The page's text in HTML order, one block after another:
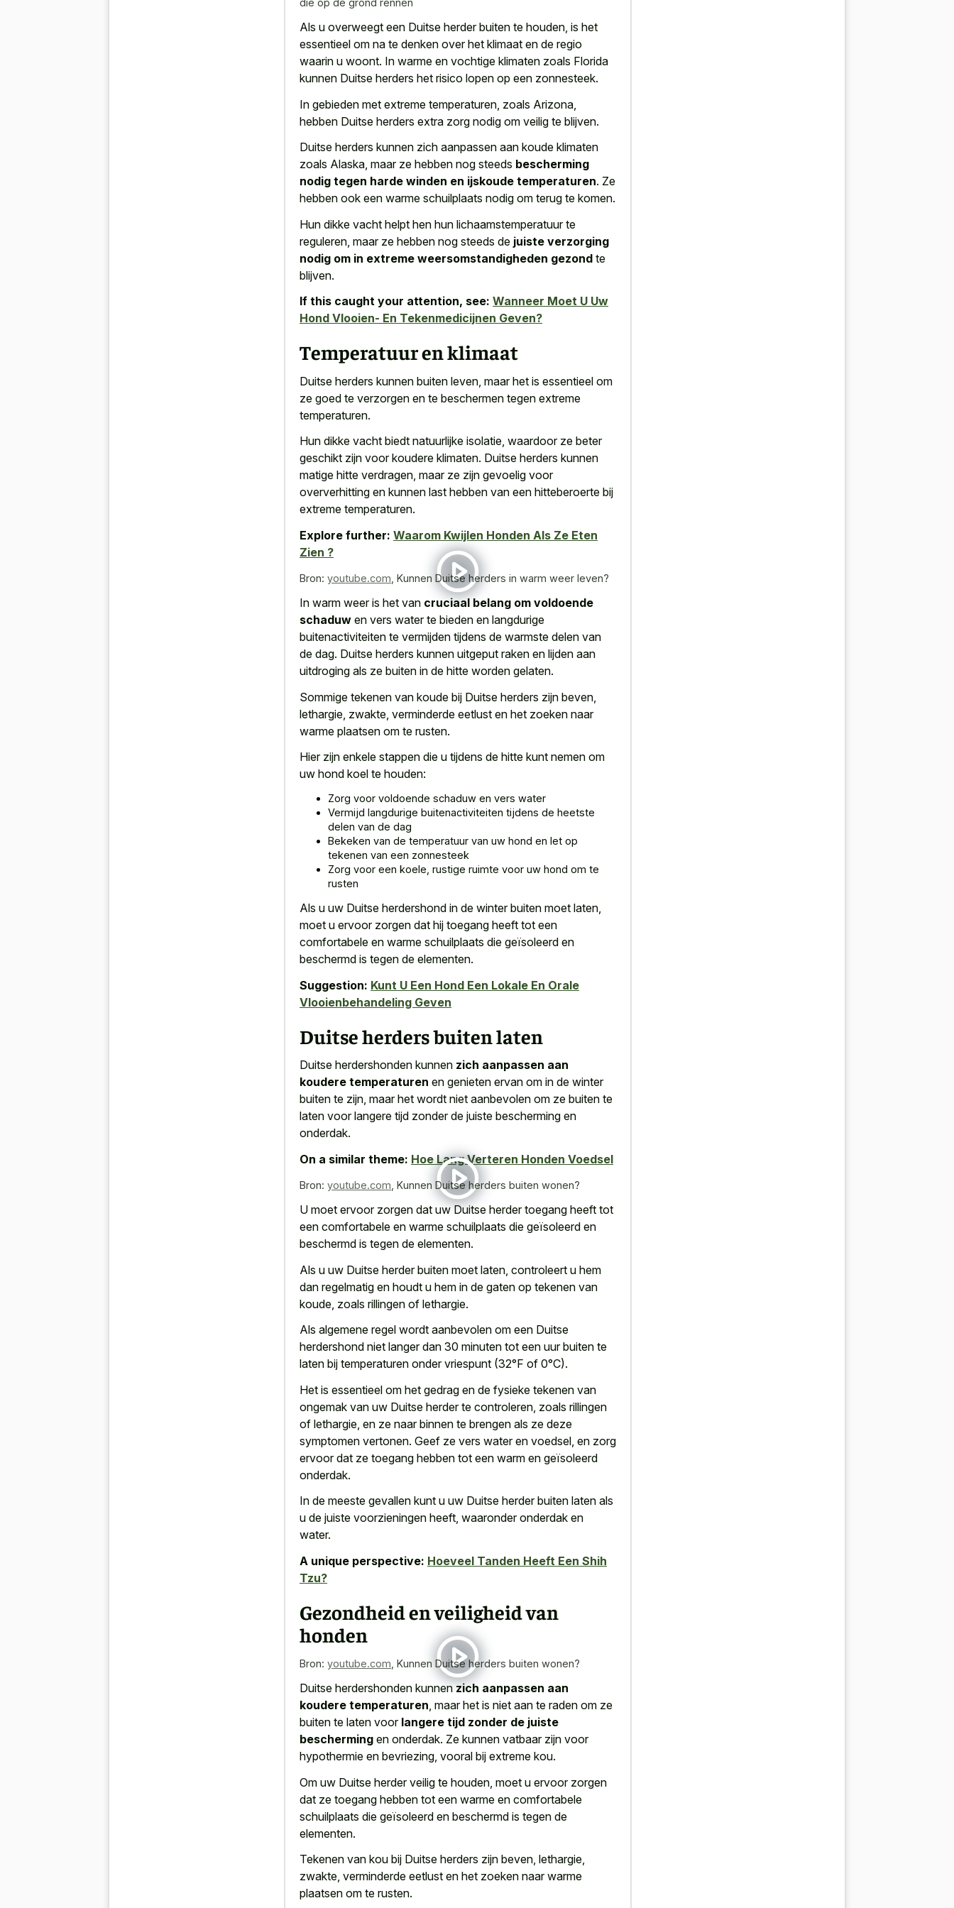
Als u overweegt een Duitse herder buiten te houden, is het
essentieel om na te denken over het klimaat en de regio
waarin u woont. In warme en vochtige klimaten zoals Florida
kunnen Duitse herders het risico lopen op een zonnesteek.
In gebieden met extreme temperaturen, zoals Arizona,
hebben Duitse herders extra zorg nodig om veilig te blijven.
Duitse herders kunnen zich aanpassen aan koude klimaten
zoals Alaska, maar ze hebben nog steeds bescherming
nodig tegen harde winden en ijskoude temperaturen. Ze
hebben ook een warme schuilplaats nodig om terug te komen.
Hun dikke vacht helpt hen hun lichaamstemperatuur te
reguleren, maar ze hebben nog steeds de juiste verzorging
nodig om in extreme weersomstandigheden gezond te
blijven.
If this caught your attention, see: Wanneer Moet U Uw
Hond Vlooien- En Tekenmedicijnen Geven?
Temperatuur en klimaat
Duitse herders kunnen buiten leven, maar het is essentieel om
ze goed te verzorgen en te beschermen tegen extreme
temperaturen.
Hun dikke vacht biedt natuurlijke isolatie, waardoor ze beter
geschikt zijn voor koudere klimaten. Duitse herders kunnen
matige hitte verdragen, maar ze zijn gevoelig voor
oververhitting en kunnen last hebben van een hitteberoerte bij
extreme temperaturen.
Explore further: Waarom Kwijlen Honden Als Ze Eten
Zien ?
Bron: youtube.com Kunnen Duitse herders in warm weer leven?
In warm weer is het van cruciaal belang om voldoende
schaduw en vers water te bieden en langdurige
buitenactiviteiten te vermijden tijdens de warmste delen van
de dag. Duitse herders kunnen uitgeput raken en lijden aan
uitdroging als ze buiten in de hitte worden gelaten.
Sommige tekenen van koude bij Duitse herders zijn beven,
lethargie, zwakte, verminderde eetlust en het zoeken naar
warme plaatsen om te rusten.
Hier zijn enkele stappen die u tijdens de hitte kunt nemen om
uw hond koel te houden:
Zorg voor voldoende schaduw en vers water
Vermijd langdurige buitenactiviteiten tijdens de heetste
delen van de dag
Bekeken van de temperatuur van uw hond en let op
tekenen van een zonnesteek
Zorg voor een koele, rustige ruimte voor uw hond om te
rusten
Als u uw Duitse herdershond in de winter buiten moet laten,
moet u ervoor zorgen dat hij toegang heeft tot een
comfortabele en warme schuilplaats die geïsoleerd en
beschermd is tegen de elementen.
Suggestion: Kunt U Een Hond Een Lokale En Orale
Vlooienbehandeling Geven
Duitse herders buiten laten
Duitse herdershonden kunnen zich aanpassen aan
koudere temperaturen en genieten ervan om in de winter
buiten te zijn, maar het wordt niet aanbevolen om ze buiten te
laten voorlangere tijd zonder de juiste bescherming en
onderdak.
On a similar theme: Hoe Lang Verteren Honden Voedsel
Bron: youtube.com Kunnen Duitse herders buiten wonen?
U moet ervoor zorgen dat uw Duitse herder toegang heeft tot
een comfortabele en warme schuilplaats die geïsoleerd en
beschermd is tegen de elementen.
Als u uw Duitse herder buiten moet laten, controleert u hem
dan regelmatig en houdt u hem in de gaten op tekenen van
koude, zoals rillingen of lethargie.
Als algemene regel wordt aanbevolen om een Duitse
herdershond niet langer dan 30 minuten tot een uur buiten te
laten bij temperaturen onder vriespunt (32°F of 0°C).
Het is essentieel om het gedrag en de fysieke tekenen van
ongemak van uw Duitse herder te controleren, zoals rillingen
of lethargie, en ze naar binnen te brengen als ze deze
symptomen vertonen. Geef ze vers water en voedsel, en zorg
ervoor dat ze toegang hebben tot een warm en geïsoleerd
onderdak.
In de meeste gevallen kunt u uw Duitse herder buiten laten als
u de juiste voorzieningen heeft, waaronder onderdak en
water.
A unique perspective: Hoeveel Tanden Heeft Een Shih
Tzu?
Gezondheid en veiligheid van
honden
Bron: youtube.com Kunnen Duitse herders buiten wonen?
Duitse herdershonden kunnenzich aanpassen aan
koudere temperaturen, maar het is niet aan te raden om ze
buiten te laten voor langere tijd zonder de juiste
bescherming en onderdak. Ze kunnen vatbaar zijn voor
hypothermie en bevriezing, vooral bij extreme kou.
Om uw Duitse herder veilig te houden, moet u ervoor zorgen
dat ze toegang hebben tot een warme en comfortabele
schuilplaats die geïsoleerd en beschermd is tegen de
elementen.
Tekenen van kou bij Duitse herders zijn beven, lethargie,
zwakte, verminderde eetlust en het zoeken naar warme
plaatsen om te rusten.